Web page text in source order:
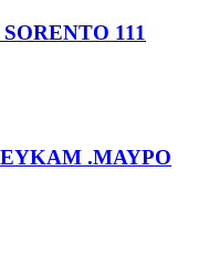
111
ΕΥΚΑΜ .ΜΑΥΡΟ